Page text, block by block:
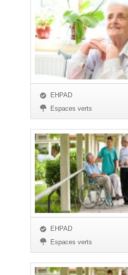
EHPAD
Espaces verts
EHPAD
Espaces verts